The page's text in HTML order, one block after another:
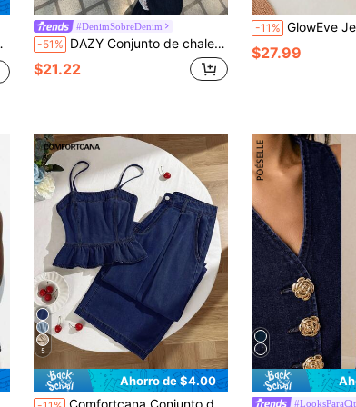
#DenimSobreDenim
-51% DAZY Conjunto de chaleco vaquero de un solo botonadura y pantalones vaqueros de pierna ancha para mujer, para el verano
$21.22
-11% GlowEve Jeans casuales de
$27.99
5
Ahorro de $4.00